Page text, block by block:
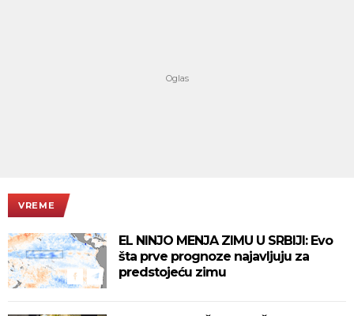
VREME
EL NINJO MENJA ZIMU U SRBIJI: Evo
šta prve prognoze najavljuju za
predstojeću zimu